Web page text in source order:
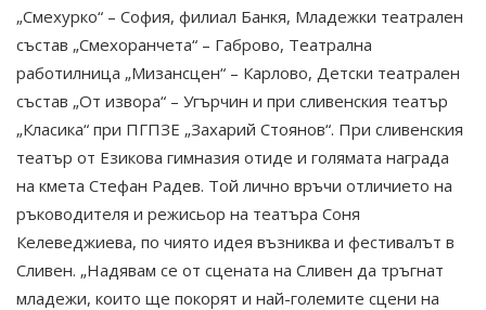
„Смехурко“ – София, филиал Банкя, Младежки театрален
състав „Смехоранчета“ – Габрово, Театрална
работилница „Мизансцен“ – Карлово, Детски театрален
състав „От извора“ – Угърчин и при сливенския театър
„Класика“ при ПГПЗЕ „Захарий Стоянов“. При сливенския
театър от Езикова гимназия отиде и голямата награда
на кмета Стефан Радев. Той лично връчи отличието на
ръководителя и режисьор на театъра Соня
Келеведжиева, по чиято идея възниква и фестивалът в
Сливен. „Надявам се от сцената на Сливен да тръгнат
младежи, които ще покорят и най-големите сцени на